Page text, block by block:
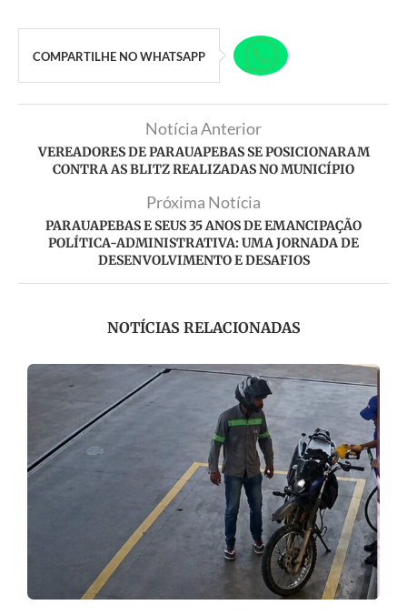
COMPARTILHE NO WHATSAPP
Notícia Anterior
VEREADORES DE PARAUAPEBAS SE POSICIONARAM
CONTRA AS BLITZ REALIZADAS NO MUNICÍPIO
Próxima Notícia
PARAUAPEBAS E SEUS 35 ANOS DE EMANCIPAÇÃO
POLÍTICA-ADMINISTRATIVA: UMA JORNADA DE
DESENVOLVIMENTO E DESAFIOS
NOTÍCIAS RELACIONADAS